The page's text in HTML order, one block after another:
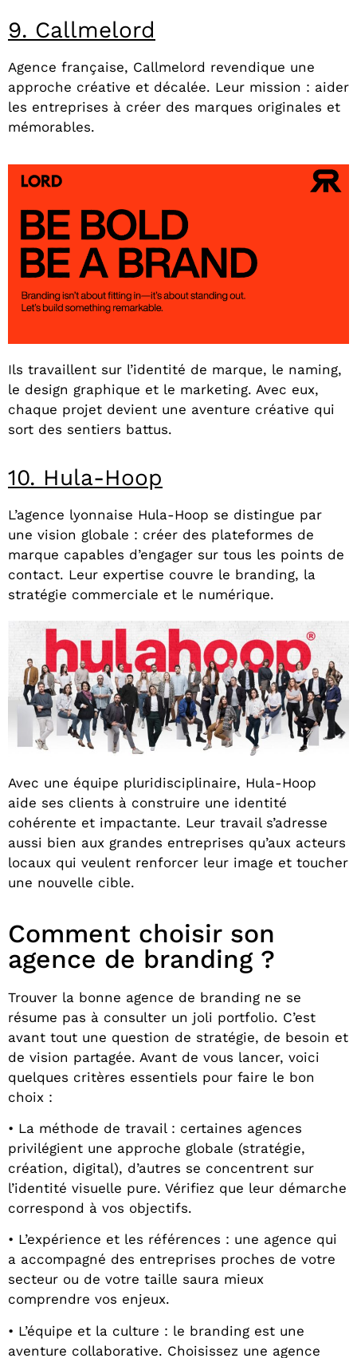
9. Callmelord
Agence française, Callmelord revendique une
approche créative et décalée. Leur mission : aider
les entreprises à créer des marques originales et
mémorables.
Ils travaillent sur l’identité de marque, le naming,
le design graphique et le marketing. Avec eux,
chaque projet devient une aventure créative qui
sort des sentiers battus.
10. Hula-Hoop
L’agence lyonnaise Hula-Hoop se distingue par
une vision globale : créer des plateformes de
marque capables d’engager sur tous les points de
contact. Leur expertise couvre le branding, la
stratégie commerciale et le numérique.
Avec une équipe pluridisciplinaire, Hula-Hoop
aide ses clients à construire une identité
cohérente et impactante. Leur travail s’adresse
aussi bien aux grandes entreprises qu’aux acteurs
locaux qui veulent renforcer leur image et toucher
une nouvelle cible.
Comment choisir son
agence de branding ?
Trouver la bonne agence de branding ne se
résume pas à consulter un joli portfolio. C’est
avant tout une question de stratégie, de besoin et
de vision partagée. Avant de vous lancer, voici
quelques critères essentiels pour faire le bon
choix :
• La méthode de travail : certaines agences
privilégient une approche globale (stratégie,
création, digital), d’autres se concentrent sur
l’identité visuelle pure. Vérifiez que leur démarche
correspond à vos objectifs.
• L’expérience et les références : une agence qui
a accompagné des entreprises proches de votre
secteur ou de votre taille saura mieux
comprendre vos enjeux.
• L’équipe et la culture : le branding est une
aventure collaborative. Choisissez une agence